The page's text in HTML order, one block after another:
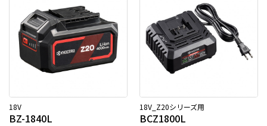
18V
BZ-1840L
18V_Z20シリーズ用
BCZ1800L